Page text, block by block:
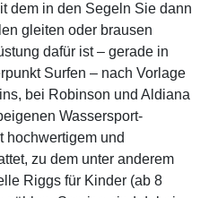
dem in den Segeln Sie dann
gleiten oder brausen
dafür ist – gerade in
Surfen – nach Vorlage
bei Robinson und Aldiana
Wassersport-
hochwertigem und
zu dem unter anderem
Riggs für Kinder (ab 8